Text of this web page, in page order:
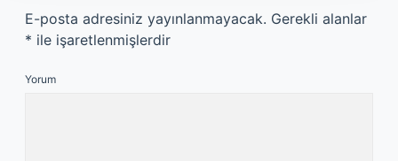
E-posta adresiniz yayınlanmayacak. Gerekli alanlar
* ile işaretlenmişlerdir
Yorum